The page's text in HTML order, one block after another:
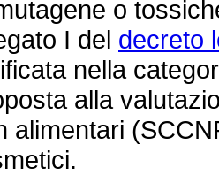
o
I del decreto
nella
alla
alimentari